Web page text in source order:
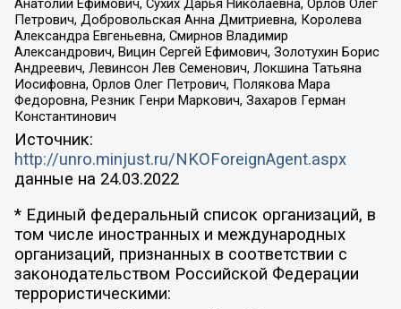
Анатолий Ефимович, Сухих Дарья Николаевна, Орлов Олег
Петрович, Добровольская Анна Дмитриевна, Королева
Александра Евгеньевна, Смирнов Владимир
Александрович, Вицин Сергей Ефимович, Золотухин Борис
Андреевич, Левинсон Лев Семенович, Локшина Татьяна
Иосифовна, Орлов Олег Петрович, Полякова Мара
Федоровна, Резник Генри Маркович, Захаров Герман
Константинович
Источник:
http://unro.minjust.ru/NKOForeignAgent.aspx
данные на 24.03.2022
* Единый федеральный список организаций, в
том числе иностранных и международных
организаций, признанных в соответствии с
законодательством Российской Федерации
террористическими: